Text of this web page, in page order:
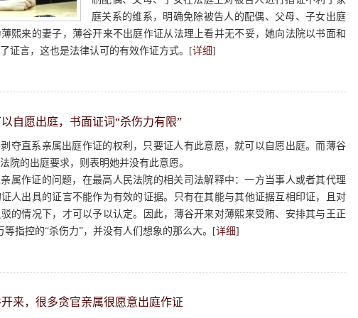
庭关系的维系，明确免除被告人的配偶、父母、子女出庭
熙来的妻子，薄谷开来不出庭作证从法理上看并无不妥，她向法院以书面和
证言，这也是法律认可的有效作证方式。[详细]
自愿出庭，书面证词“杀伤力有限”
夺直系亲属出庭作证的权利，只要证人有此意愿，就可以自愿出庭。而薄谷
院的出庭要求，则表明她并没有此意愿。
属作证的问题，在最高人民法院的相关司法解释中：一方当事人或者其代理
人出具的证言不能作为有效的证据。只有在其能与其他证据互相印证，且对
的情况下，才可以予以认定。因此，薄谷开来对薄熙来受贿、安排其与王正
等指控的“杀伤力”，并没有人们想象的那么大。[详细]
来，很多贪官亲属很愿意出庭作证